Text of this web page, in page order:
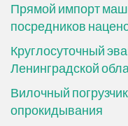
Прямой импорт
посредников
Круглосуточный
Ленинградской
Вилочный
опрокидывания